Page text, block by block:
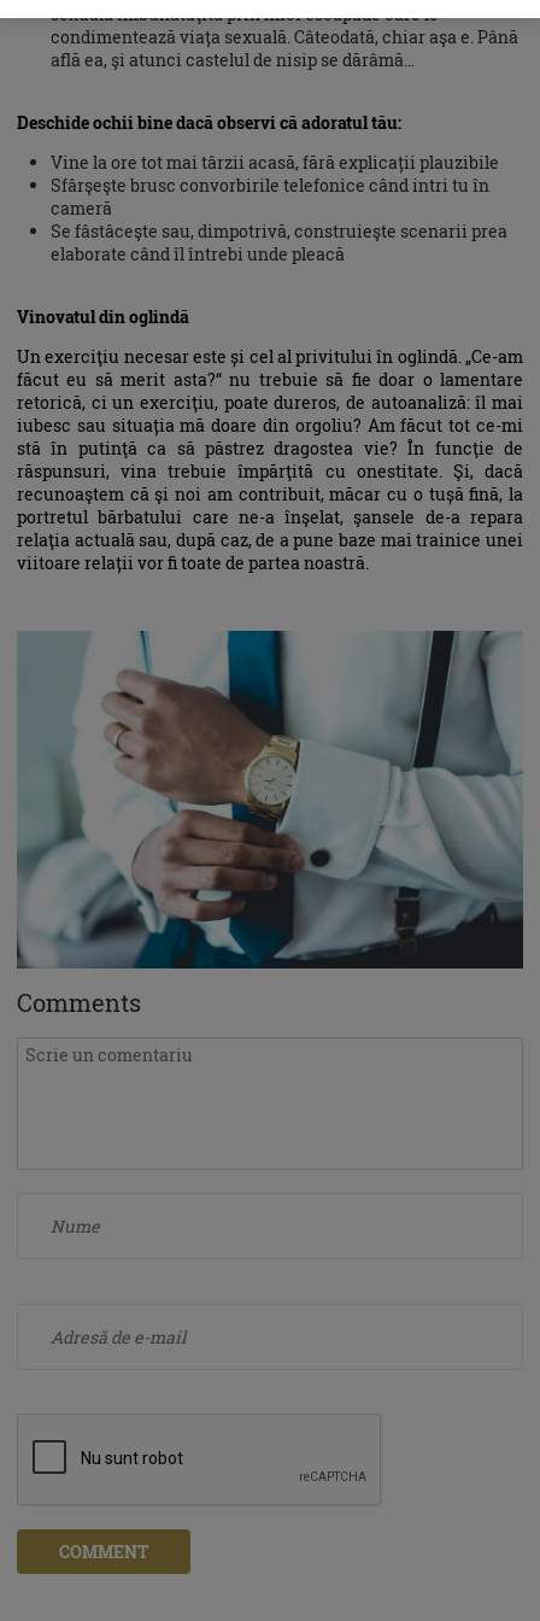
sexuală îmbunătăţită prin mici escapade care le
condimentează viața sexuală. Câteodată, chiar aşa e. Până
află ea, şi atunci castelul de nisip se dărâmă...
Deschide ochii bine dacă observi că adoratul tău:
Vine la ore tot mai târzii acasă, fără explicații plauzibile
Sfârşeşte brusc convorbirile telefonice când intri tu în
cameră
Se fâstâceşte sau, dimpotrivă, construieşte scenarii prea
elaborate când îl întrebi unde pleacă
Vinovatul din oglindă
Un exerciţiu necesar este și cel al privitului în oglindă. „Ce-am
făcut eu să merit asta?“ nu trebuie să fie doar o lamentare
retorică, ci un exerciţiu, poate dureros, de autoanaliză: îl mai
iubesc sau situația mă doare din orgoliu? Am făcut tot ce-mi
stă în putinţă ca să păstrez dragostea vie? În funcţie de
răspunsuri, vina trebuie împărţită cu onestitate. Şi, dacă
recunoaştem că şi noi am contribuit, măcar cu o tușă fină, la
portretul bărbatului care ne-a înşelat, şansele de-a repara
relaţia actuală sau, după caz, de a pune baze mai trainice unei
viitoare relații vor fi toate de partea noastră.
Comments
COMMENT